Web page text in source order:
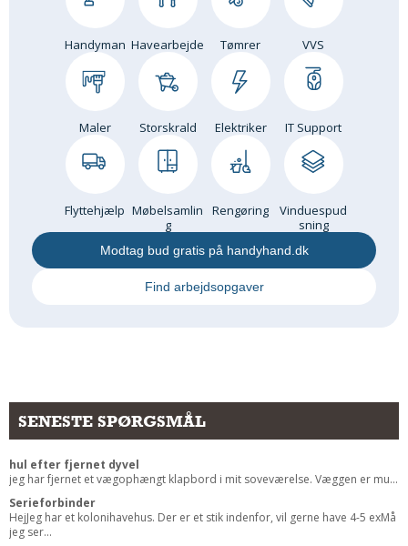
Om Materialer
Om Værktøj
Udskiftning Og Montage
Om Materialer
Tips Og Tricks
Kemi
Andet
Skadedyr
Om Værktøj
RENGØRING
Rengøring Af Overflader
Pletleksikon
Handyman Havearbejde Tømrer VVS
Maler Storskrald Elektriker IT Support
Flyttehjælp Møbelsamlin
g
Rengøring
Vinduespud
sning
Modtag bud gratis på handyhand.dk
Find arbejdsopgaver
SENESTE SPØRGSMÅL
hul efter fjernet dyvel
jeg har fjernet et vægophængt klapbord i mit soveværelse. Væggen er mu...
Serieforbinder
HejJeg har et kolonihavehus. Der er et stik indenfor, vil gerne have 4-5 exMå
jeg ser...